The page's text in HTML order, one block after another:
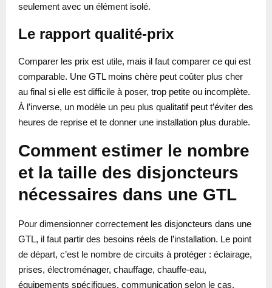
seulement avec un élément isolé.
Le rapport qualité-prix
Comparer les prix est utile, mais il faut comparer ce qui est
comparable. Une GTL moins chère peut coûter plus cher
au final si elle est difficile à poser, trop petite ou incomplète.
À l’inverse, un modèle un peu plus qualitatif peut t’éviter des
heures de reprise et te donner une installation plus durable.
Comment estimer le nombre
et la taille des disjoncteurs
nécessaires dans une GTL
Pour dimensionner correctement les disjoncteurs dans une
GTL, il faut partir des besoins réels de l’installation. Le point
de départ, c’est le nombre de circuits à protéger : éclairage,
prises, électroménager, chauffage, chauffe-eau,
équipements spécifiques, communication selon le cas.